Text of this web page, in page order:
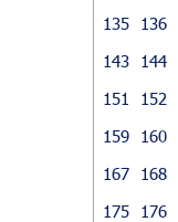
135
136
143
144
151
152
159
160
167
168
175
176